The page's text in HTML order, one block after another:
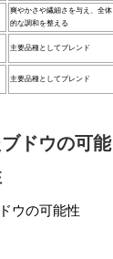
爽やかさや繊細さを与え、全体
的な調和を整える
主要品種としてブレンド
主要品種としてブレンド
ドウの可能